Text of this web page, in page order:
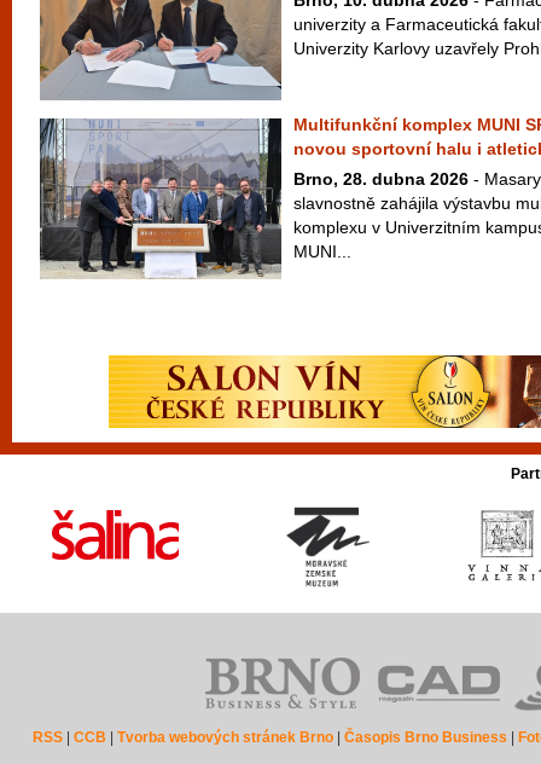
univerzity a Farmaceutická
Univerzity Karlovy uzavřely
Multifunkční komplex MUNI
novou sportovní halu i
Brno, 28. dubna 2026 -
slavnostně zahájila výstavbu
komplexu v Univerzitním
MUNI...
RSS |CCB |Tvorba webových stránek Brno |Časopis Brno Business